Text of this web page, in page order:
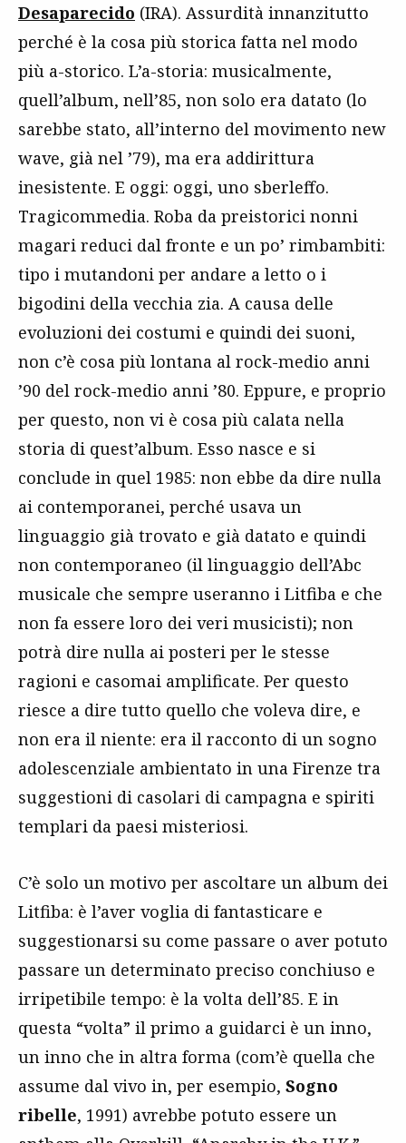
Desaparecido (IRA). Assurdità innanzitutto
perché è la cosa più storica fatta nel modo
più a-storico. L’a-storia: musicalmente,
quell’album, nell’85, non solo era datato (lo
sarebbe stato, all’interno del movimento new
wave, già nel ’79), ma era addirittura
inesistente. E oggi: oggi, uno sberleffo.
Tragicommedia. Roba da preistorici nonni
magari reduci dal fronte e un po’ rimbambiti:
tipo i mutandoni per andare a letto o i
bigodini della vecchia zia. A causa delle
evoluzioni dei costumi e quindi dei suoni,
non c’è cosa più lontana al rock-medio anni
’90 del rock-medio anni ’80. Eppure, e proprio
per questo, non vi è cosa più calata nella
storia di quest’album. Esso nasce e si
conclude in quel 1985: non ebbe da dire nulla
ai contemporanei, perché usava un
linguaggio già trovato e già datato e quindi
non contemporaneo (il linguaggio dell’Abc
musicale che sempre useranno i Litfiba e che
non fa essere loro dei veri musicisti); non
potrà dire nulla ai posteri per le stesse
ragioni e casomai amplificate. Per questo
riesce a dire tutto quello che voleva dire, e
non era il niente: era il racconto di un sogno
adolescenziale ambientato in una Firenze tra
suggestioni di casolari di campagna e spiriti
templari da paesi misteriosi.
C’è solo un motivo per ascoltare un album dei
Litfiba: è l’aver voglia di fantasticare e
suggestionarsi su come passare o aver potuto
passare un determinato preciso conchiuso e
irripetibile tempo: è la volta dell’85. E in
questa “volta” il primo a guidarci è un inno,
un inno che in altra forma (com’è quella che
assume dal vivo in, per esempio, Sogno
ribelle, 1991) avrebbe potuto essere un